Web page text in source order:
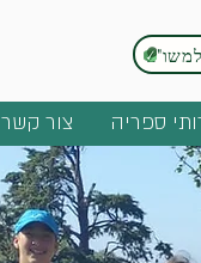
ספריה צור קשר